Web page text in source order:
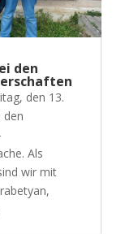
den
den 13.
den
Als
wir mit